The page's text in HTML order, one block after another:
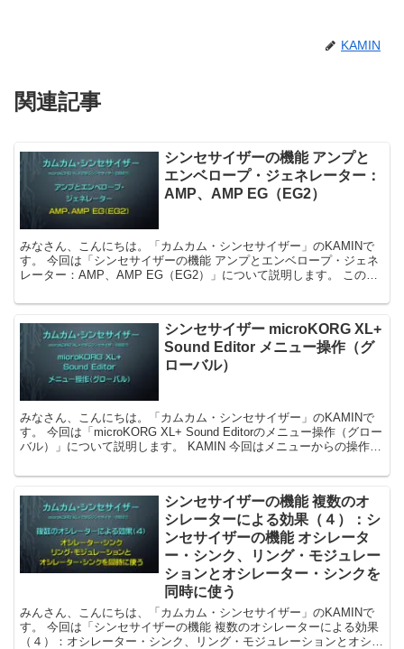
KAMIN
関連記事
シンセサイザーの機能 アンプと
エンベロープ・ジェネレーター：
AMP、AMP EG（EG2）
みなさん、こんにちは。「カムカム・シンセサイザー」のKAMINで
す。 今回は「シンセサイザーの機能 アンプとエンベロープ・ジェネ
レーター：AMP、AMP EG（EG2）」について説明します。 このブ
シンセサイザー microKORG XL+
Sound Editor メニュー操作（グ
ローバル）
みなさん、こんにちは。「カムカム・シンセサイザー」のKAMINで
す。 今回は「microKORG XL+ Sound Editorのメニュー操作（グロー
バル）」について説明します。 KAMIN 今回はメニューからの操作に
シンセサイザーの機能 複数のオ
シレーターによる効果（４）：シ
ンセサイザーの機能 オシレータ
ー・シンク、リング・モジュレー
ションとオシレーター・シンクを
同時に使う
みんさん、こんにちは、「カムカム・シンセサイザー」のKAMINで
す。 今回は「シンセサイザーの機能 複数のオシレーターによる効果
（４）：オシレーター・シンク、リング・モジュレーションとオシレ